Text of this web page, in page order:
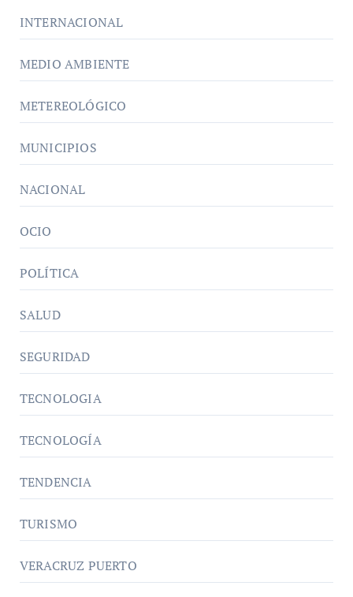
INTERNACIONAL
MEDIO AMBIENTE
METEREOLÓGICO
MUNICIPIOS
NACIONAL
OCIO
POLÍTICA
SALUD
SEGURIDAD
TECNOLOGIA
TECNOLOGÍA
TENDENCIA
TURISMO
VERACRUZ PUERTO